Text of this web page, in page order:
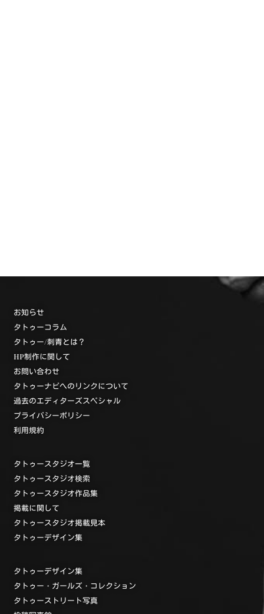
お知らせ
タトゥーコラム
タトゥー/刺青とは？
HP制作に関して
お問い合わせ
タトゥーナビへのリンクについて
過去のエディターズスペシャル
プライバシーポリシー
利用規約
タトゥースタジオ一覧
タトゥースタジオ検索
タトゥースタジオ作品集
掲載に関して
タトゥースタジオ掲載見本
タトゥーデザイン集
タトゥーデザイン集
タトゥー・ガールズ・コレクション
タトゥーストリート写真